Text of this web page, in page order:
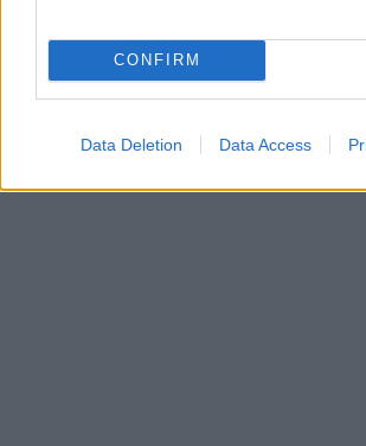
CONFIRM
Data Deletion Data Access